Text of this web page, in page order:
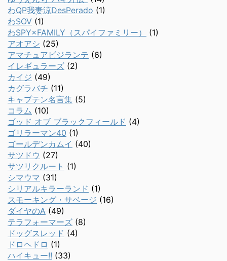
わQP我妻涼DesPerado (1)
わSOV (1)
わSPY×FAMILY（スパイファミリー）
(1)
アオアシ (25)
アマチュアビジランテ (6)
イレギュラーズ (2)
カイジ (49)
カグラバチ (11)
キャプテン名言集 (5)
コラム (10)
ゴッド オブ ブラックフィールド (4)
ゴリラーマン40 (1)
ゴールデンカムイ (40)
サツドウ (27)
サツリクルート (1)
シマウマ (31)
シリアルキラーランド (1)
スモーキング・サベージ (16)
ダイヤのA (49)
テラフォーマーズ (8)
ドッグスレッド (4)
ドロヘドロ (1)
ハイキュー!! (33)